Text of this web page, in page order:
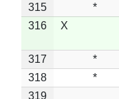
315
*
316
X
317 *
318
*
319